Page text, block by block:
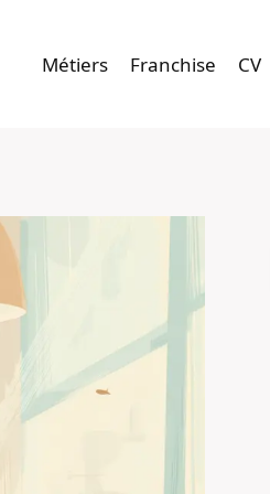
Métiers Franchise CV